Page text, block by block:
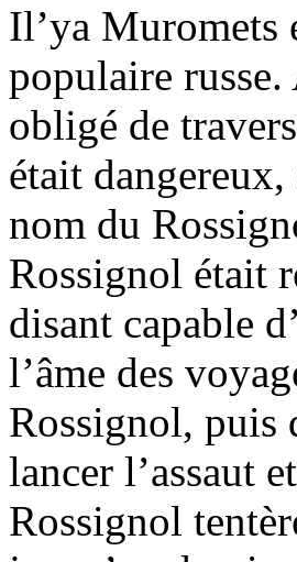
Il’ya Muromets
populaire
obligé de
était
nom du
Rossignol était
disant capable
l’âme des
Rossignol, puis
lancer l’assaut
Rossignol